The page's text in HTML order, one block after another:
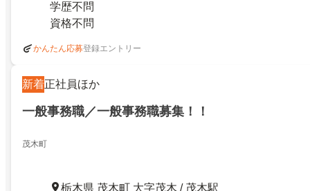
学歴不問
資格不問
かんたん応募登録エントリー
新着正社員ほか
一般事務職／一般事務職募集！！
茂木町
栃木県 茂木町 大字茂木 / 茂木駅